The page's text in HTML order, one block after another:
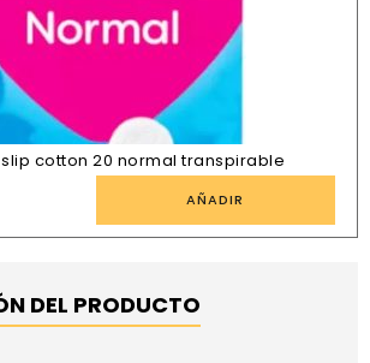
slip cotton 20 normal transpirable
AÑADIR
DEL PRODUCTO